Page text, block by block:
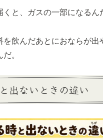
と、ガスの一部になるん
を飲んだあとにおならが出
。
出ないときの違い